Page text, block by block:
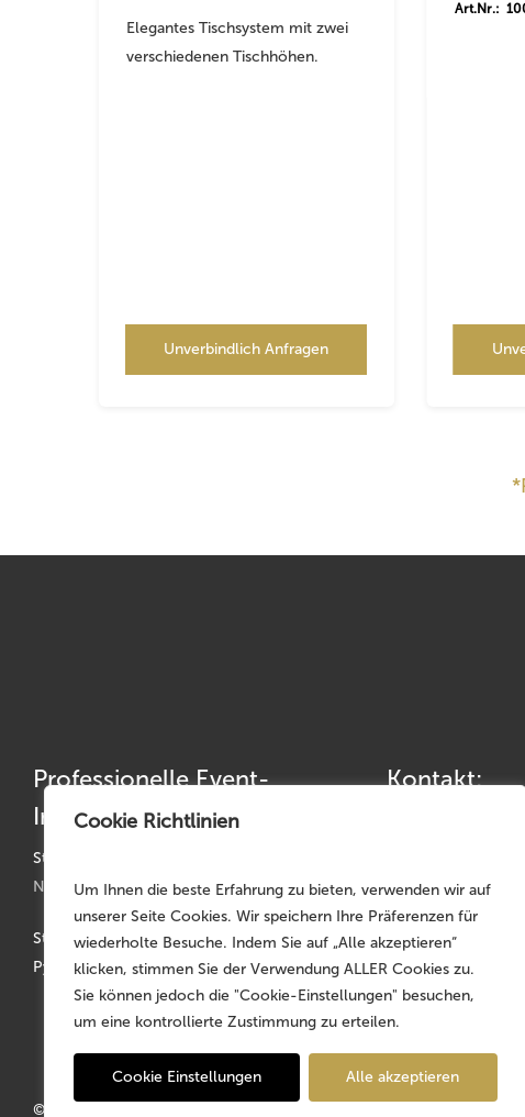
Cookie Richtlinien
Um Ihnen die beste Erfahrung zu bieten, verwenden wir auf
unserer Seite Cookies. Wir speichern Ihre Präferenzen für
wiederholte Besuche. Indem Sie auf „Alle akzeptieren“
klicken, stimmen Sie der Verwendung ALLER Cookies zu.
Sie können jedoch die "Cookie-Einstellungen" besuchen,
um eine kontrollierte Zustimmung zu erteilen.
Cookie Einstellungen Alle akzeptieren
Elegantes Tischsystem mit zwei
verschiedenen Tischhöhen.
Unverbindlich Anfragen
Art.Nr.:
Professionelle Event-
Infrastruktur
Standorte:
Nürnberg | München | Köln | Hannover
Stammsitz: Faber-Castell-Str. 11-20, D-90602
Pyrbaum
Kontakt:
Telefon: +49 (0)
Telefax: +49 (0)
© 2026 MOJO Rental Germany – Part of the